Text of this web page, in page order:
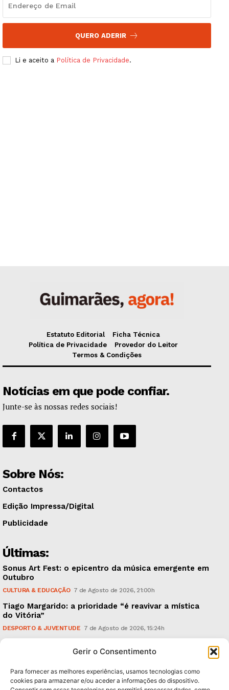
Gerir o Consentimento
Para fornecer as melhores experiências, usamos tecnologias como
cookies para armazenar e/ou aceder a informações do dispositivo.
QUERO ADERIR
Li e aceito a Política de Privacidade.
Estatuto Editorial
Ficha Técnica
Política de Privacidade
Provedor do Leitor
Termos & Condições
Notícias em que pode confiar.
Junte-se às nossas redes sociais!
Sobre Nós:
Contactos
Edição Impressa/Digital
Publicidade
Últimas:
Sonus Art Fest: o epicentro da música emergente em
Outubro
CULTURA & EDUCAÇÃO 7 de Agosto de 2026, 21:00h
Tiago Margarido: a prioridade “é reavivar a mística
do Vitória”
DESPORTO & JUVENTUDE 7 de Agosto de 2026, 15:24h
caudais e antecipa situações de risco